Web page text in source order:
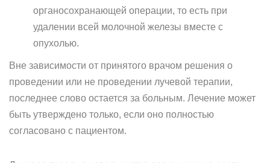
органосохранающей операции, то есть при
удалении всей молочной железы вместе с
опухолью.
Вне зависимости от принятого врачом решения о
проведении или не проведении лучевой терапии,
последнее слово остается за больным. Лечение может
быть утверждено только, если оно полностью
согласовано с пациентом.